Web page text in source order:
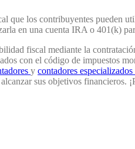
que los contribuyentes pueden
en una cuenta IRA o 401(k)
fiscal mediante la
con el código de impuestos
y contadores
sus objetivos financieros.